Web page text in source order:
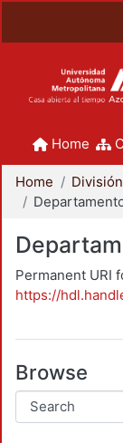
Home
Home
Permanent URI
https://
Browse